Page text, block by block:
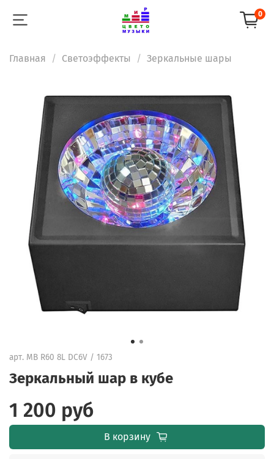
0
Главная Светоэффекты Зеркальные шары
арт. MB R60 8L DC6V / 1673
Зеркальный шар в кубе
1 200 руб
В корзину